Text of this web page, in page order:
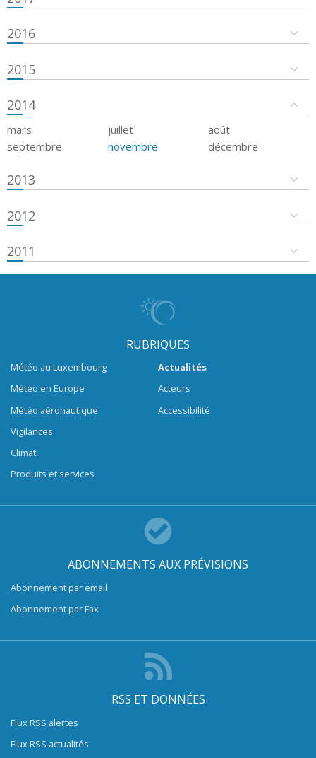
2016
2015
2014
mars juillet
août
septembre
novembre décembre
2013
2012
2011
RUBRIQUES
Météo au Luxembourg
Météo en Europe
Météo aéronautique
Vigilances
Climat
Produits et services
Actualités
Acteurs
Accessibilité
ABONNEMENTS AUX PRÉVISIONS
Abonnement par email
Abonnement par Fax
RSS ET DONNÉES
Flux RSS alertes
Flux RSS actualités